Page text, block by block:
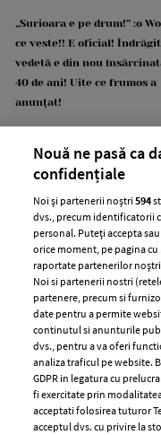
„Surioara e pe drum!” :o
ce veste!! E oficial!
vedetă e din nou
40 de ani! Uite ce frumos a
anunțat!
Ce veste! Este însărcinată
nou și radiază de fericire!
nu se aștepta la o
surpriză din partea ei
acum!
Nouă ne pasă ca
confidențiale
Noi și partenerii noștri594
dvs., precum identificatorii
personal. Puteți accepta
orice moment, pe pagina
raportate partenerilor
Noi si partenerii nostri
partenere, precum si
date pentru a permite
continutul si anunturile
dvs., pentru a va oferi
analiza traficul pe website.
GDPR in legatura cu
fi exercitate prin
acceptati folosirea tuturor
acceptul dvs. cu privire la